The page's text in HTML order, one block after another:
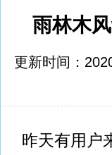
雨林木
更新时间：
昨天有用户